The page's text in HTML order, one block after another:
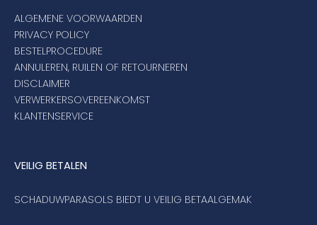
ALGEMENE VOORWAARDEN
PRIVACY POLICY
BESTELPROCEDURE
ANNULEREN, RUILEN OF RETOURNEREN
DISCLAIMER
VERWERKERSOVEREENKOMST
KLANTENSERVICE
VEILIG BETALEN
SCHADUWPARASOLS BIEDT U VEILIG BETAALGEMAK